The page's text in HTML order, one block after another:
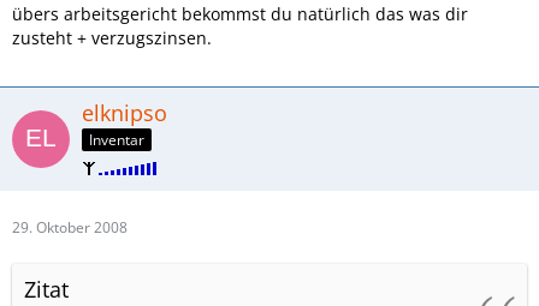
übers arbeitsgericht bekommst du natürlich das was dir
zusteht + verzugszinsen.
elknipso
Inventar
29. Oktober 2008
Zitat